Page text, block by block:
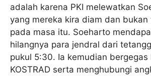
adalah karena PKI melewatkan
yang mereka kira diam dan
pada masa itu. Soeharto
hilangnya para jendral dari
pukul 5:30. Ia kemudian bergegas
KOSTRAD serta menghubungi